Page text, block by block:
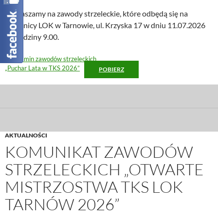
Zapraszamy na zawody strzeleckie, które odbędą się na
strzelnicy LOK w Tarnowie, ul. Krzyska 17 w dniu 11.07.2026
od godziny 9.00.
Regulamin zawodów strzeleckich
„Puchar Lata w TKS 2026”
POBIERZ
AKTUALNOŚCI
KOMUNIKAT ZAWODÓW
STRZELECKICH „OTWARTE
MISTRZOSTWA TKS LOK
TARNÓW 2026”